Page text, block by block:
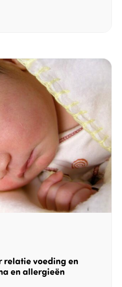
relatie voeding en
en allergieën